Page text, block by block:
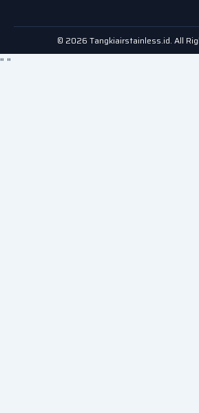
© 2026 Tangkiairstainless.id. All
" "